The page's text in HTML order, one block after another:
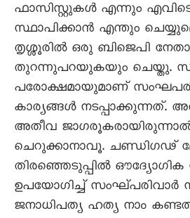
ഫാസിസ്റ്റുകൾ എന്നും
സ്ഥാപിക്കാൻ എന്തും
തൃശ്ശൂരിൽ ഒരു ബിജെപി
തുറന്നുപറയുകയും ചെയ്തു.
പരോക്ഷമായുമാണ്
കാര്യങ്ങൾ നടപ്പാക്കുന്നത്.
അതീവ ജാഗരൂകരായിരുന്നാൽ
ചെറുക്കാനാവൂ. ചണ്ഡിഗഢ്
തിരഞ്ഞെടുപ്പിൽ
ഉപയോഗിച്ച് സംഘ്പരിവാർ
ജനാധിപത്യ ഹത്യ നാം